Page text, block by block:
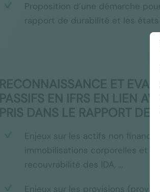
Proposition d’une démarche
rapport de durabilité et les
RECONNAISSANCE ET
PASSIFS EN IFRS EN LIEN
PRIS DANS LE RAPPORT DE
Enjeux sur les actifs non
immobilisations corporelles et
recouvrabilité des IDA, …
Enjeux sur les provisions